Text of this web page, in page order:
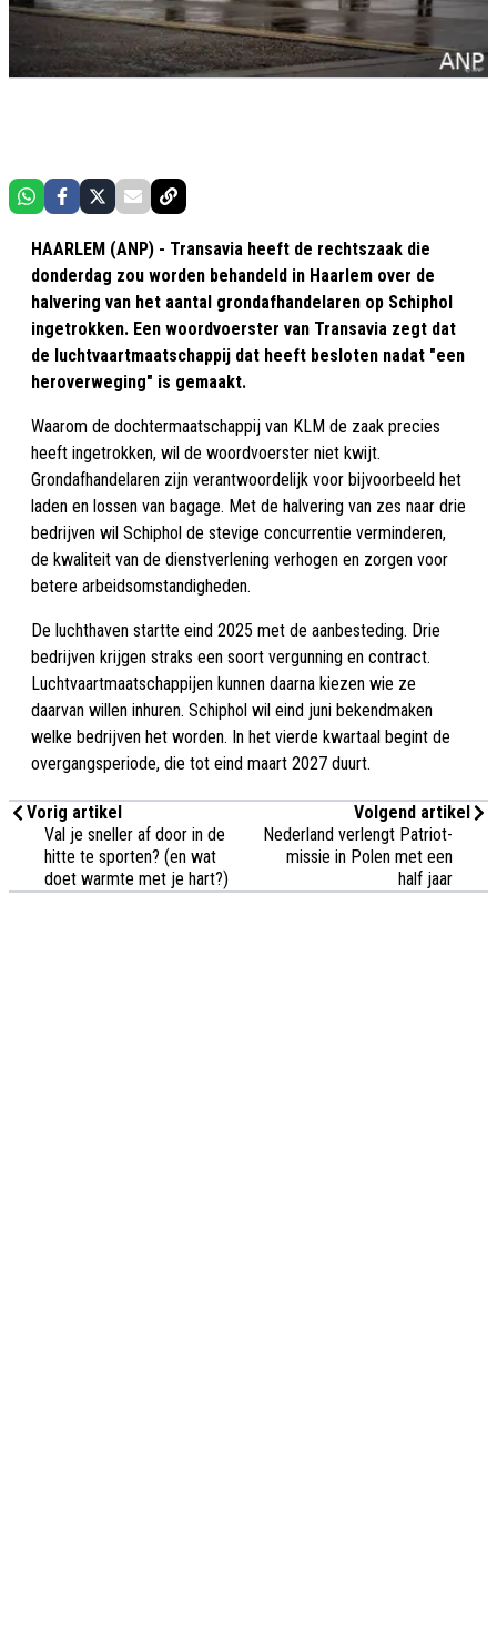
HAARLEM (ANP) - Transavia heeft de rechtszaak die
donderdag zou worden behandeld in Haarlem over de
halvering van het aantal grondafhandelaren op Schiphol
ingetrokken. Een woordvoerster van Transavia zegt dat
de luchtvaartmaatschappij dat heeft besloten nadat "een
heroverweging" is gemaakt.
Waarom de dochtermaatschappij van KLM de zaak precies
heeft ingetrokken, wil de woordvoerster niet kwijt.
Grondafhandelaren zijn verantwoordelijk voor bijvoorbeeld het
laden en lossen van bagage. Met de halvering van zes naar drie
bedrijven wil Schiphol de stevige concurrentie verminderen,
de kwaliteit van de dienstverlening verhogen en zorgen voor
betere arbeidsomstandigheden.
De luchthaven startte eind 2025 met de aanbesteding. Drie
bedrijven krijgen straks een soort vergunning en contract.
Luchtvaartmaatschappijen kunnen daarna kiezen wie ze
daarvan willen inhuren. Schiphol wil eind juni bekendmaken
welke bedrijven het worden. In het vierde kwartaal begint de
overgangsperiode, die tot eind maart 2027 duurt.
Vorig artikel
Val je sneller af door in de
hitte te sporten? (en wat
doet warmte met je hart?)
Volgend artikel
Nederland verlengt Patriot-
missie in Polen met een
half jaar